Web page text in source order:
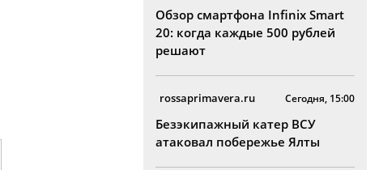
Обзор смартфона Infinix Smart
20: когда каждые 500 рублей
решают
rossaprimavera.ru Сегодня, 15:00
Безэкипажный катер ВСУ
атаковал побережье Ялты